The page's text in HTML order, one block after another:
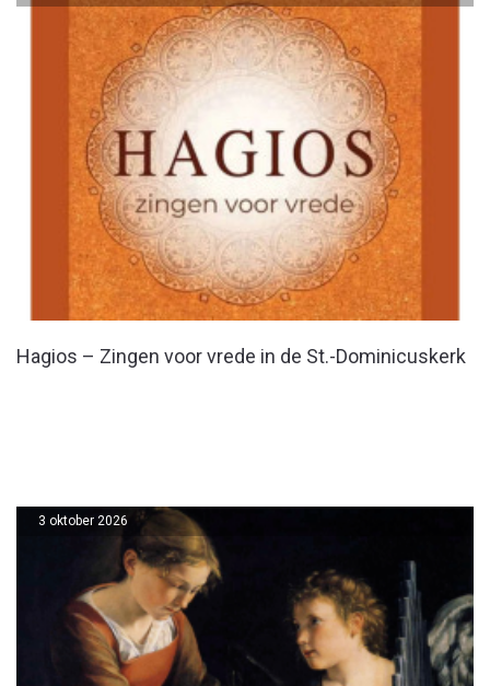
Hagios – Zingen voor vrede in de St.-Dominicuskerk
3 oktober 2026